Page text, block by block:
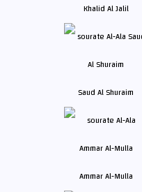
Khalid Al Jalil
Saud Al Shuraim
Ammar Al-Mulla